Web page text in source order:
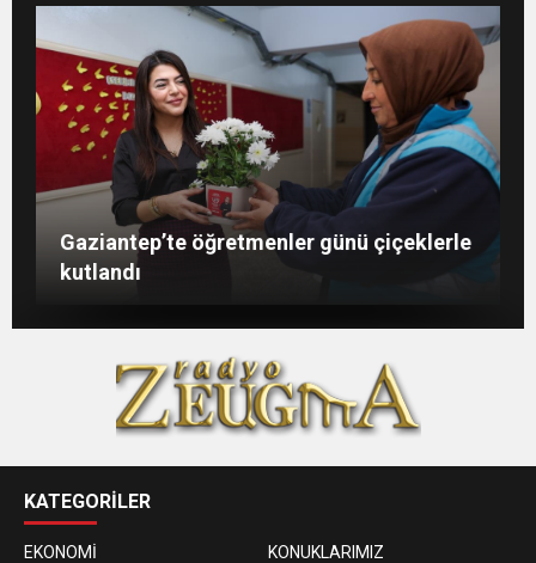
Konukoğlu: Türkiye ekonomisine 11 farklı
sektörde değer katıyoruz
Gaziantep’te öğretmenler günü çiçeklerle
kutlandı
GAÜN’de gri kod tatbikatı gerçeği
Şahin: “İstikbalimizi şekillendirecek olan
sizlersiniz”
KATEGORİLER
EKONOMİ
KONUKLARIMIZ